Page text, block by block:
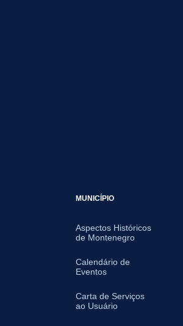
MUNICÍPIO
Aspectos Históricos
de Montenegro
Calendário de
Eventos
Carta de Serviços
ao Usuário